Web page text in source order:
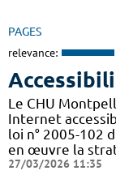
PAGES
relevance:
Le CHU
Internet
loi n° 2005-102
en œuvre la
27/03/2026 11:35